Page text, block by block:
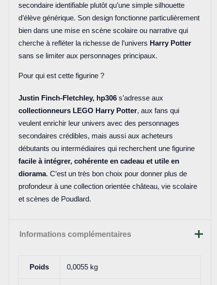
secondaire identifiable plutôt qu’une simple silhouette
d’élève générique. Son design fonctionne particulièrement
bien dans une mise en scène scolaire ou narrative qui
cherche à refléter la richesse de l’univers Harry Potter
sans se limiter aux personnages principaux.
Pour qui est cette figurine ?
Justin Finch-Fletchley, hp306s’adresse aux
collectionneurs LEGO Harry Potter, aux fans qui
veulent enrichir leur univers avec des personnages
secondaires crédibles, mais aussi aux acheteurs
débutants ou intermédiaires qui recherchent une figurine
facile à intégrer, cohérente en cadeau et utile en
diorama. C’est un très bon choix pour donner plus de
profondeur à une collection orientée château, vie scolaire
et scènes de Poudlard.
Informations complémentaires
Poids 0,0055 kg